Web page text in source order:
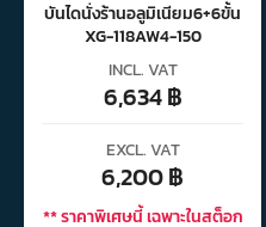
บันไดนั่งร้านอลูมิเนียม6+6ขั้น
XG-118AW4-150
INCL. VAT
6,634฿
EXCL. VAT
6,200฿
** ราคาพิเศษนี้ เฉพาะในสต็อก